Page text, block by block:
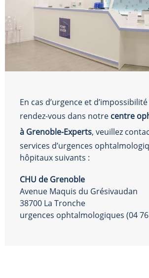
En cas d’urgence et
rendez-vous dans notre centre
à Grenoble-Experts, veuillez
services d’urgences
hôpitaux suivants :
CHU de Grenoble
Avenue Maquis du Grésivaudan
38700 La Tronche
urgences ophtalmologiques (04 76